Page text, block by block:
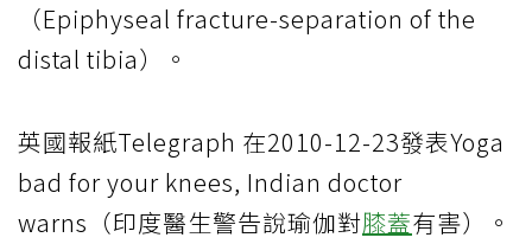
（Epiphyseal fracture-separation of the
distal tibia）。
英國報紙Telegraph 在2010-12-23發表Yoga
bad for your knees, Indian doctor
warns（印度醫生警告說瑜伽對膝蓋有害）。